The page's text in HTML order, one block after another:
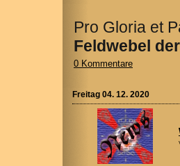
Pro Gloria et
Feldwebel
0 Kommentare
Freitag 04. 12. 2020